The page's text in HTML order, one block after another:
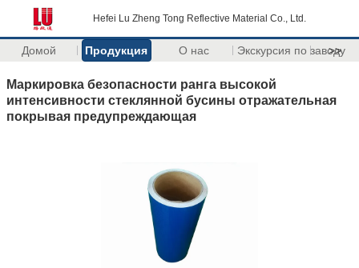
Hefei Lu Zheng Tong Reflective Material Co., Ltd.
Домой Продукция О нас Экскурсия по заводу
>>
Маркировка безопасности ранга высокой
интенсивности стеклянной бусины отражательная
покрывая предупреждающая